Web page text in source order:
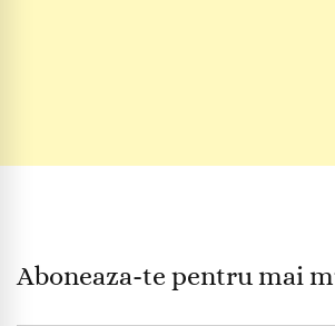
Aboneaza-te pentru mai